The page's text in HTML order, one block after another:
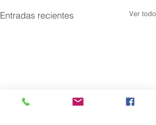
Entradas recientes Ver todo